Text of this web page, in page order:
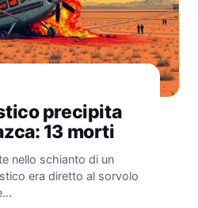
precipita
13 morti
nello schianto di un
era diretto al sorvolo